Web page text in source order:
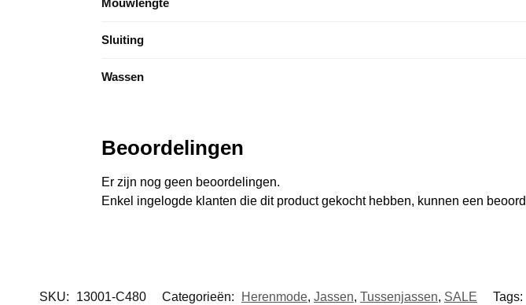
Mouwlengte
Sluiting
Wassen
Beoordelingen
Er zijn nog geen beoordelingen.
Enkel ingelogde klanten die dit product gekocht hebben, kunnen een
SKU: 13001-C480 Categorieën: Herenmode, Jassen, Tussenjassen, SALE Tags: